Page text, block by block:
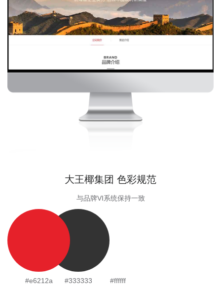
大王椰集团 色彩规范
与品牌VI系统保持一致
#e6212a #333333 #ffffff